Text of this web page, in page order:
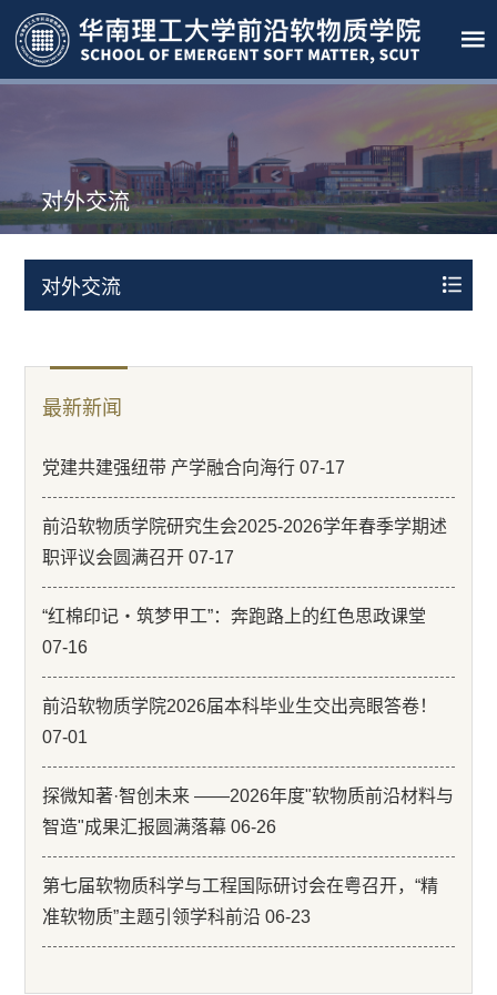
对外交流
对外交流
最新新闻
党建共建强纽带 产学融合向海行 07-17
前沿软物质学院研究生会2025-2026学年春季学期述
职评议会圆满召开 07-17
“红棉印记・筑梦甲工”：奔跑路上的红色思政课堂
07-16
前沿软物质学院2026届本科毕业生交出亮眼答卷！
07-01
探微知著·智创未来 ——2026年度"软物质前沿材料与
智造"成果汇报圆满落幕 06-26
第七届软物质科学与工程国际研讨会在粤召开，“精
准软物质”主题引领学科前沿 06-23